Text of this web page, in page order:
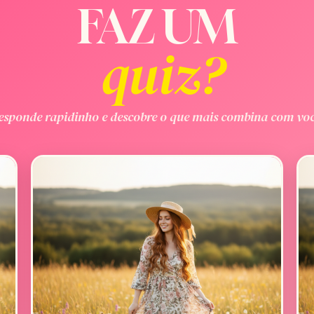
FAZ UM
quiz?
rapidinho e descobre o que mais combina com